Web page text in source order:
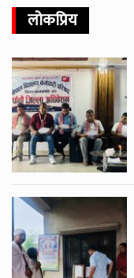
लोकप्रिय